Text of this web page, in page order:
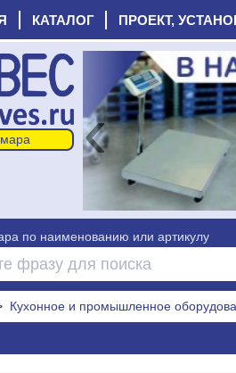
КАТАЛОГ ПРОЕКТ,
‹
по наименованию или артикулу
Кухонное и промышленное